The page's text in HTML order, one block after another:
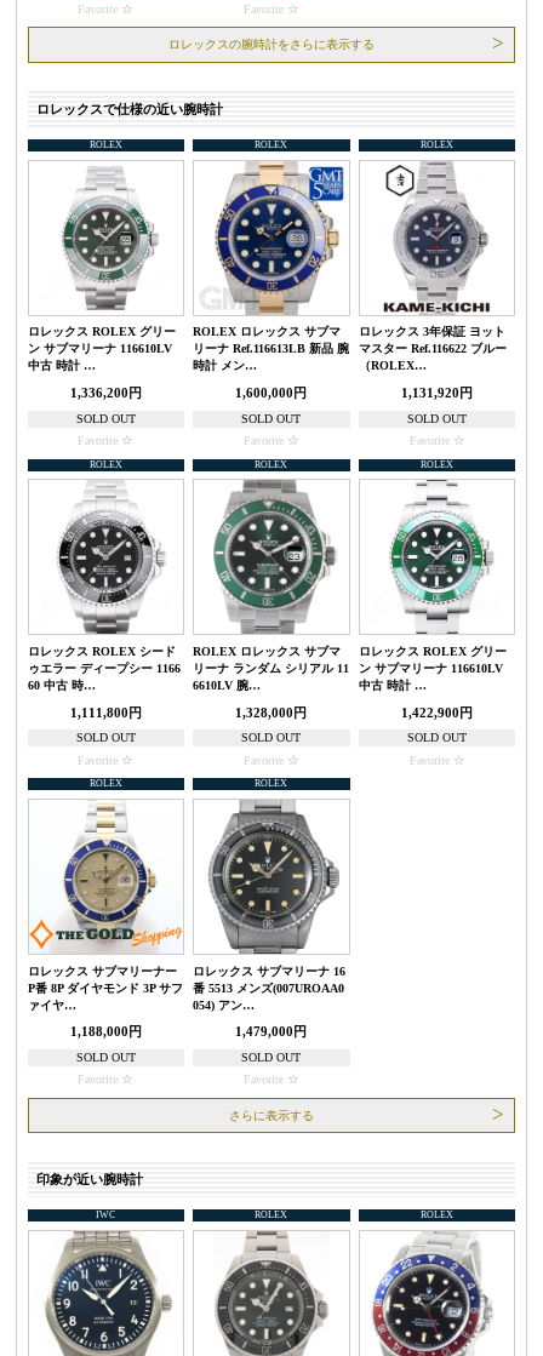
Favorite
Favorite
ロレックスの腕時計をさらに表示する
ロレックスで仕様の近い腕時計
ROLEX
ロレックス ROLEX グリー
ン サブマリーナ 116610LV
中古 時計 …
1,336,200円
SOLD OUT
Favorite
ROLEX
ROLEX ロレックス サブマ
リーナ Ref.116613LB 新品 腕
時計 メン…
1,600,000円
SOLD OUT
Favorite
ROLEX
ロレックス 3年保証 ヨット
マスター Ref.116622 ブルー
（ROLEX…
1,131,920円
SOLD OUT
Favorite
ROLEX
ロレックス ROLEX シード
ゥエラー ディープシー 1166
60 中古 時…
1,111,800円
SOLD OUT
Favorite
ROLEX
ROLEX ロレックス サブマ
リーナ ランダム シリアル 11
6610LV 腕…
1,328,000円
SOLD OUT
Favorite
ROLEX
ロレックス ROLEX グリー
ン サブマリーナ 116610LV
中古 時計 …
1,422,900円
SOLD OUT
Favorite
ROLEX
ロレックス サブマリーナー
P番 8P ダイヤモンド 3P サフ
ァイヤ…
1,188,000円
SOLD OUT
Favorite
ROLEX
ロレックス サブマリーナ 16
番 5513 メンズ(007UROAA0
054) アン…
1,479,000円
SOLD OUT
Favorite
さらに表示する
印象が近い腕時計
IWC ROLEX ROLEX